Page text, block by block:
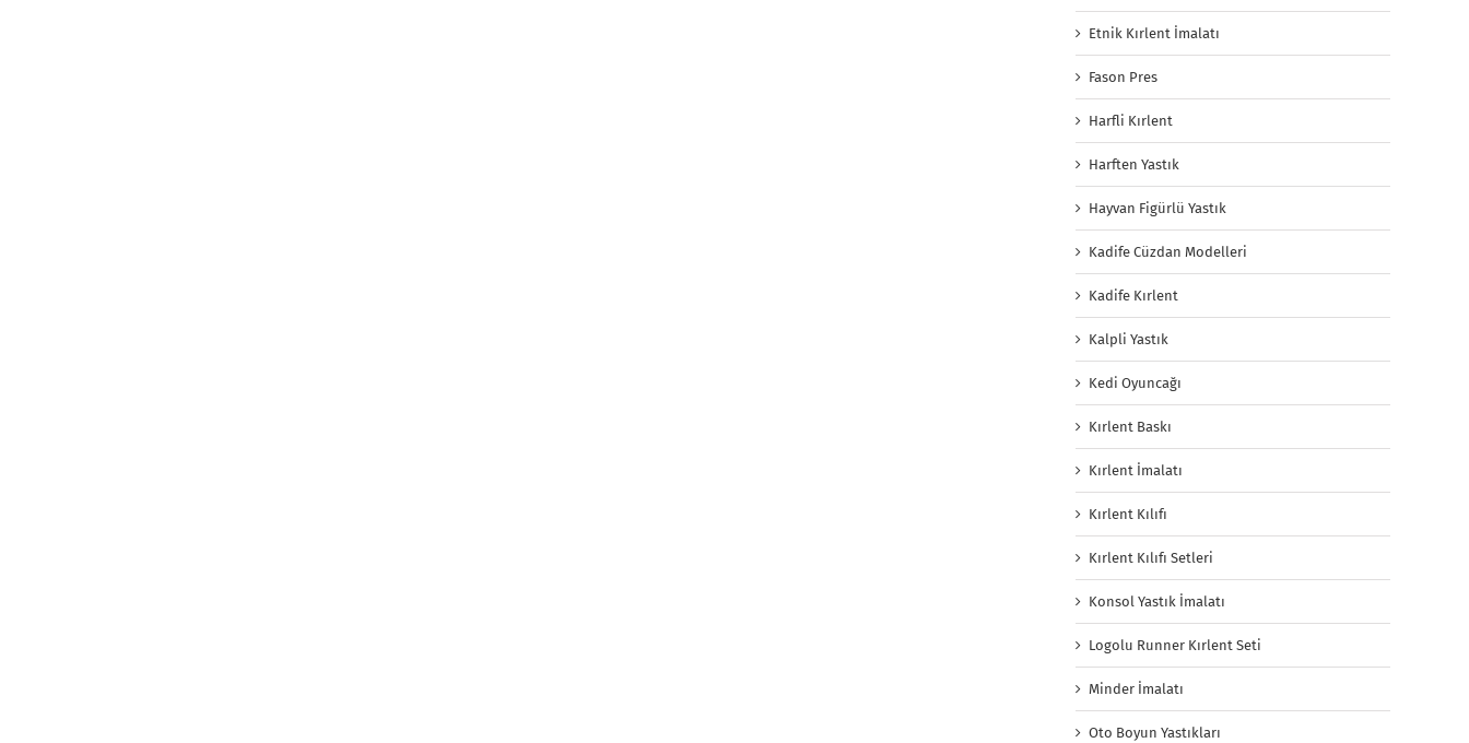
Etnik Kırlent İmalatı
Fason Pres
Harfli Kırlent
Harften Yastık
Hayvan Figürlü Yastık
Kadife Cüzdan Modelleri
Kadife Kırlent
Kalpli Yastık
Kedi Oyuncağı
Kırlent Baskı
Kırlent İmalatı
Kırlent Kılıfı
Kırlent Kılıfı Setleri
Konsol Yastık İmalatı
Logolu Runner Kırlent Seti
Minder İmalatı
Oto Boyun Yastıkları